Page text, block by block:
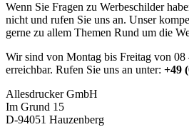
Wenn Sie Fragen zu Werbeschilder
nicht und rufen Sie uns an. Unser
gerne zu allem Themen Rund um die
Wir sind von Montag bis Freitag von
erreichbar. Rufen Sie uns an unter: +49
Allesdrucker GmbH
Im Grund 15
D-94051 Hauzenberg